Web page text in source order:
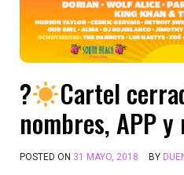
?
Cartel
nombres, APP y
POSTED ON 31 MAYO, 2018 BY